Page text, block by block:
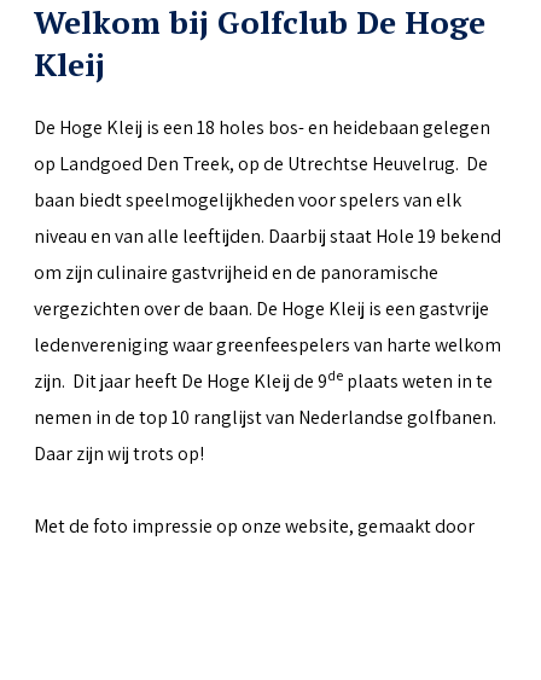
Welkom bij Golfclub De Hoge
Kleij
De Hoge Kleij is een 18 holes bos- en heidebaan gelegen
op Landgoed Den Treek, op de Utrechtse Heuvelrug. De
baan biedt speelmogelijkheden voor spelers van elk
niveau en van alle leeftijden. Daarbij staat Hole 19 bekend
om zijn culinaire gastvrijheid en de panoramische
vergezichten over de baan. De Hoge Kleij is een gastvrije
ledenvereniging waar greenfeespelers van harte welkom
zijn. Dit jaar heeft De Hoge Kleij de 9de plaats weten in te
nemen in de top 10 ranglijst van Nederlandse golfbanen.
Daar zijn wij trots op!
Met de foto impressie op onze website, gemaakt door